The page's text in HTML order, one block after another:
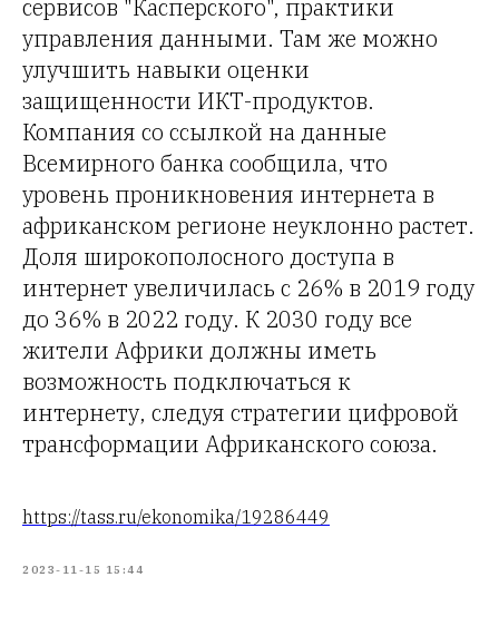
сервисов "Касперского", практики
управления данными. Там же можно
улучшить навыки оценки
защищенности ИКТ-продуктов.
Компания со ссылкой на данные
Всемирного банка сообщила, что
уровень проникновения интернета в
африканском регионе неуклонно растет.
Доля широкополосного доступа в
интернет увеличилась с 26% в 2019 году
до 36% в 2022 году. К 2030 году все
жители Африки должны иметь
возможность подключаться к
интернету, следуя стратегии цифровой
трансформации Африканского союза.
https://tass.ru/ekonomika/19286449
2023-11-15 15:44